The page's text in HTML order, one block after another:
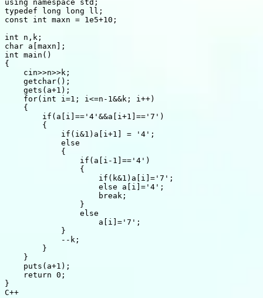
using
namespace std ;
typedef
long long ll ;
const
int maxn = 1e5+10 ;
int n , k ;
char a maxn
;
int main ( )
{
    cin
>>n>>k ;
getchar( ) ;
gets ( a+1 ) ;
for( int i=1 ; i<=n -1&&k ; i++)
{
if ( a i == '4' &&a i+1 == '7' )
{
if ( i&1 ) a i+1 = '4' ;
else
{
if ( a i -1 == '4' )
{
if ( k&1 ) a i = '7' ;
else a i = '4' ;
break ;
}
else
                    a
i = '7' ;
}
-- k ;
}
}
puts ( a+1 ) ;
return 0 ;
}
C++